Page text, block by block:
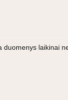
laikinai